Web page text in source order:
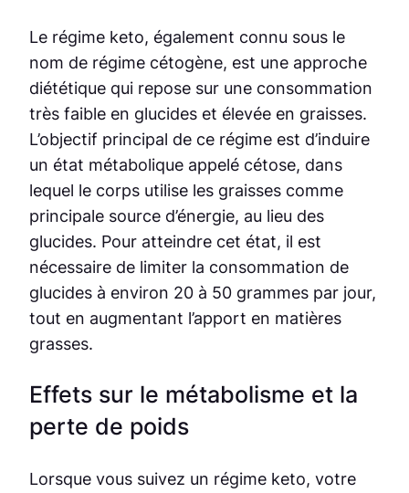
Le régime keto, également connu sous le
nom de régime cétogène, est une approche
diététique qui repose sur une consommation
très faible en glucides et élevée en graisses.
L’objectif principal de ce régime est d’induire
un état métabolique appelé cétose, dans
lequel le corps utilise les graisses comme
principale source d’énergie, au lieu des
glucides. Pour atteindre cet état, il est
nécessaire de limiter la consommation de
glucides à environ 20 à 50 grammes par jour,
tout en augmentant l’apport en matières
grasses.
Effets sur le métabolisme et la
perte de poids
Lorsque vous suivez un régime keto, votre